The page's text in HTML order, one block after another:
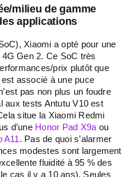
milieu de gamme
applications
Xiaomi a opté pour une
Gen 2. Ce SoC très
prix plutôt que
associé à une puce
pas non plus un foudre
aux tests Antutu V10 est
situe la Xiaomi Redmi
d’une Honor Pad X9a ou
A11. Pas de quoi s’alarmer
modestes sont largement
fluidité à 95 % des
cas il y a 10 ans). Seules